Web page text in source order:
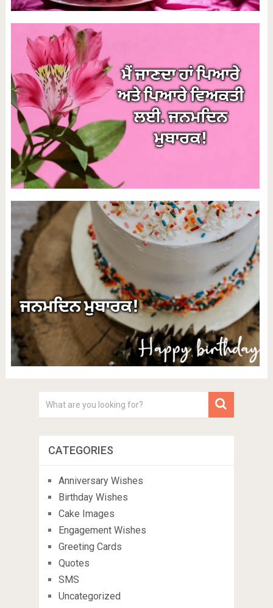
CATEGORIES
Anniversary Wishes
Birthday Wishes
Cake Images
Engagement Wishes
Greeting Cards
Quotes
SMS
Uncategorized